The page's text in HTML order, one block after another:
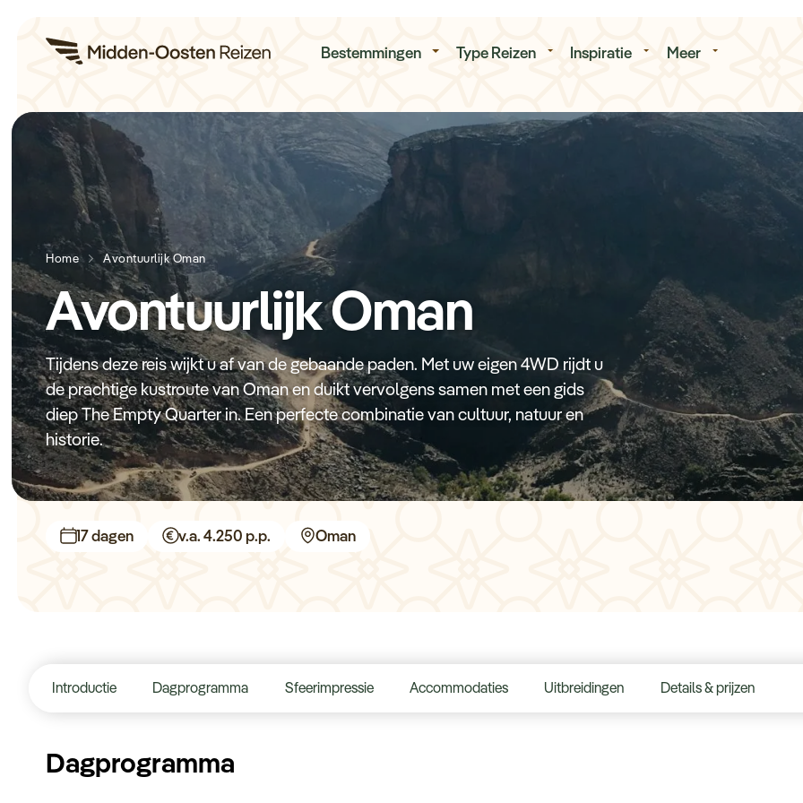
Bestemmingen Type Reizen Inspiratie Meer
Home Avontuurlijk Oman
Avontuurlijk Oman
Tijdens deze reis wijkt u af van de gebaande paden. Met uw eigen 4WD rijdt u
de prachtige kustroute van Oman en duikt vervolgens samen met een gids
diep The Empty Quarter in. Een perfecte combinatie van cultuur, natuur en
historie.
17 dagen v.a. 4.250 p.p. Oman
Introductie Dagprogramma Sfeerimpressie Accommodaties Uitbreidingen Details & prijzen
Dagprogramma